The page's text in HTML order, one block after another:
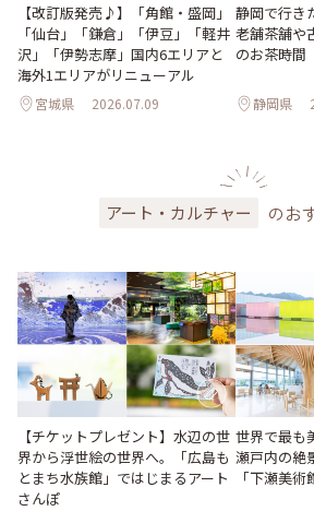
【改訂版発売♪】「角館・盛岡」
「仙台」「鎌倉」「伊豆」「軽井
沢」「伊勢志摩」国内6エリアと
海外1エリアがリニューアル
宮城県 2026.07.09
静岡で行き
老舗茶舗や
のお茶時間
静岡県
アート・カルチャー のお
【チケットプレゼント】水辺の世
界から浮世絵の世界へ。「広島も
とまち水族館」ではじまるアート
さんぽ
世界で最も
瀬戸内の絶
「下瀬美術